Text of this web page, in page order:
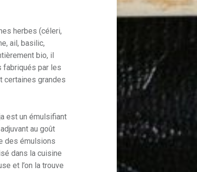
herbes (céleri,
ail, basilic,
bio, il
fabriqués par les
certaines grandes
est un émulsifiant
au goût
des émulsions
dans la cuisine
et l’on la trouve